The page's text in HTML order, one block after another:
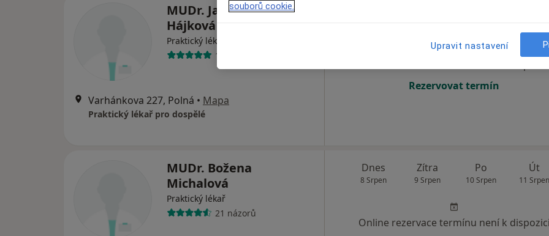
MUDr. Jaroslava
Hájková
Praktický lékař
13 názorů
Varhánkova 227, Polná • Mapa
Praktický lékař pro dospělé
Rezervovat termín
MUDr. Božena
Michalová
Praktický lékař
21 názorů
Dnes
8 Srpen
Zítra
9 Srpen
Po
10 Srpen
Út
11 Srpen
Online rezervace termínu není k dispozici
souborů cookie.
Upravit nastavení